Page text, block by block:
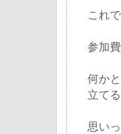
これ
参加
何か
立て
思い